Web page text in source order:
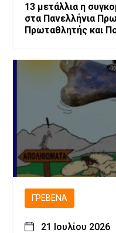
13 μετάλλια η
στα Πανελλήνια
Πρωταθλητής και
ΓΡΕΒΕΝΆ
21 Ιουλίου 2026